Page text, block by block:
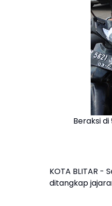
Beraksi
KOTA BLITAR
ditangkap